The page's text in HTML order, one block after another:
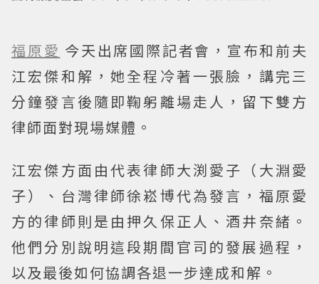
福原愛 今天出席國際記者會，宣布和前夫
江宏傑和解，她全程冷著一張臉，講完三
分鐘發言後隨即鞠躬離場走人，留下雙方
律師面對現場媒體。
江宏傑方面由代表律師大渕愛子（大淵愛
子）、台灣律師徐崧博代為發言，福原愛
方的律師則是由押久保正人、酒井奈緒。
他們分別說明這段期間官司的發展過程，
以及最後如何協調各退一步達成和解。